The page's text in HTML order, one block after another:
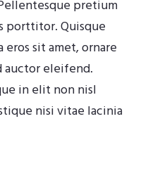
pretium
porttitor. Quisque
sit amet, ornare
auctor eleifend.
in elit non nisl
nisi vitae lacinia